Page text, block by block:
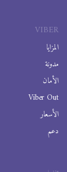
VIBER
المزايا
مدونة
الأمان
Viber Out
الأسعار
دعم